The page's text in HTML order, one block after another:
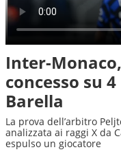
Inter-
concesso su
Barella
La prova dell’arbitro
analizzata ai raggi X da
espulso un giocatore